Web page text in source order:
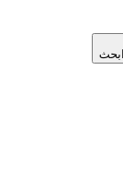
ابحث